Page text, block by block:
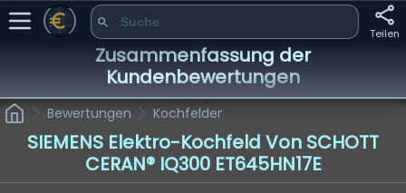
Teilen
Zusammenfassung der
Kundenbewertungen
Bewertungen Kochfelder
SIEMENS Elektro-Kochfeld Von SCHOTT
CERAN® IQ300 ET645HN17E